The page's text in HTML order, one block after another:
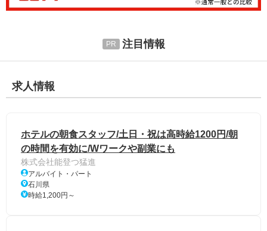
注目情報
求人情報
ホテルの朝食スタッフ/土日・祝は高時給1200円/朝
の時間を有効に/Wワークや副業にも
株式会社能登つ猛進
アルバイト・パート
石川県
時給1,200円～